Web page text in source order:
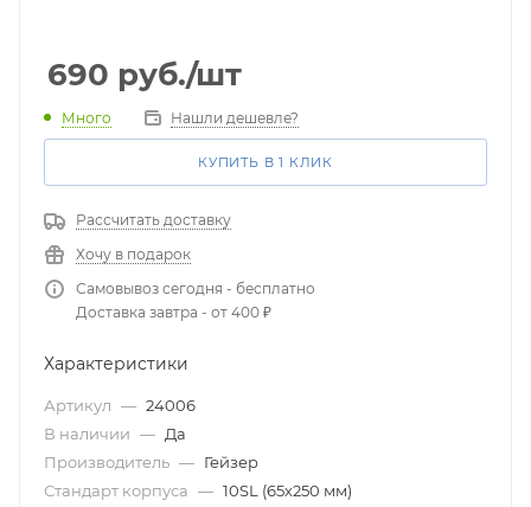
690 руб./шт
Много Нашли дешевле?
КУПИТЬ В 1 КЛИК
Рассчитать доставку
Хочу в подарок
Самовывоз сегодня - бесплатно
Доставка завтра - от 400 ₽
Характеристики
Артикул — 24006
В наличии — Да
Производитель — Гейзер
Стандарт корпуса — 10SL (65х250 мм)